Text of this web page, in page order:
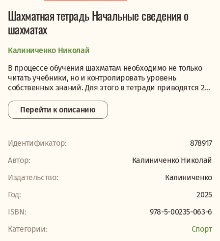
Шахматная тетрадь Начальные сведения о
шахматах
Калиниченко Николай
В процессе обучения шахматам необходимо не только
читать учебники, но и контролировать уровень
собственных знаний. Для этого в тетради приводятся 2...
Перейти к описанию
Идентификатор:
878917
Автор:
Калиниченко Николай
Издательство:
Калиниченко
Год:
2025
ISBN:
978-5-00235-063-6
Категории:
Спорт